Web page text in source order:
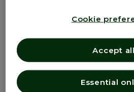
Caso seja um profissional de
conteúdo médico, uma vez
formulário não é válido para
Para mais informações sobre o
Cookie
Essential
Accept all